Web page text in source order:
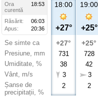
Ora
18:53
curentă
Răsărit:
06:03
Apus:
20:36
Se simte ca
Presiune, mm
Umiditate, %
Vânt, m/s
Șanse de
precipitații, %
18:00
+27°
+27°
731
38
3
2
19:00
+25°
+25°
728
42
3
2